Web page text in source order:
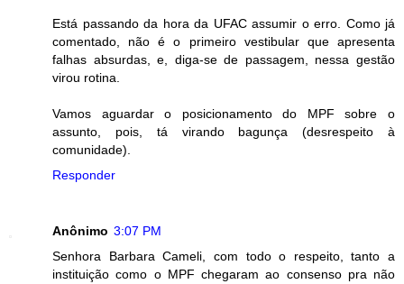
Está passando da hora da UFAC assumir o erro. Como já
comentado, não é o primeiro vestibular que apresenta
falhas absurdas, e, diga-se de passagem, nessa gestão
virou rotina.
Vamos aguardar o posicionamento do MPF sobre o
assunto, pois, tá virando bagunça (desrespeito à
comunidade).
Responder
Anônimo 3:07 PM
Senhora Barbara Cameli, com todo o respeito, tanto a
instituição como o MPF chegaram ao consenso pra não